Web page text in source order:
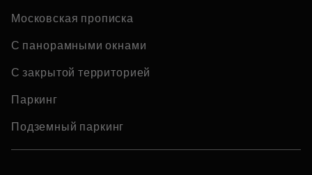
Московская прописка
С панорамными окнами
С закрытой территорией
Паркинг
Подземный паркинг